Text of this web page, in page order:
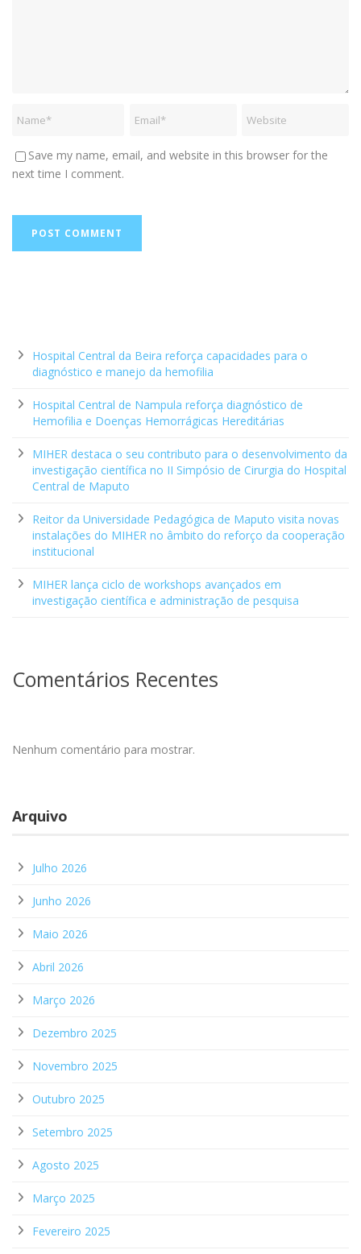
Save my name, email, and website in this browser for the
next time I comment.
Hospital Central da Beira reforça capacidades para o
diagnóstico e manejo da hemofilia
Hospital Central de Nampula reforça diagnóstico de
Hemofilia e Doenças Hemorrágicas Hereditárias
MIHER destaca o seu contributo para o desenvolvimento da
investigação científica no II Simpósio de Cirurgia do Hospital
Central de Maputo
Reitor da Universidade Pedagógica de Maputo visita novas
instalações do MIHER no âmbito do reforço da cooperação
institucional
MIHER lança ciclo de workshops avançados em
investigação científica e administração de pesquisa
Comentários Recentes
Nenhum comentário para mostrar.
Arquivo
Julho 2026
Junho 2026
Maio 2026
Abril 2026
Março 2026
Dezembro 2025
Novembro 2025
Outubro 2025
Setembro 2025
Agosto 2025
Março 2025
Fevereiro 2025